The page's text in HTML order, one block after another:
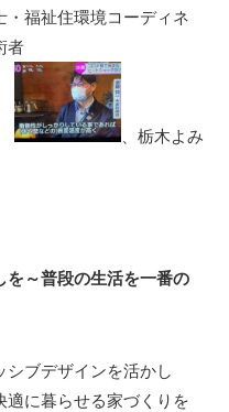
・福祉住環境コーディネ
者
、栃木よみ
を～普段の生活を一番の
ブデザインを活かし
適に暮らせる家づくりを